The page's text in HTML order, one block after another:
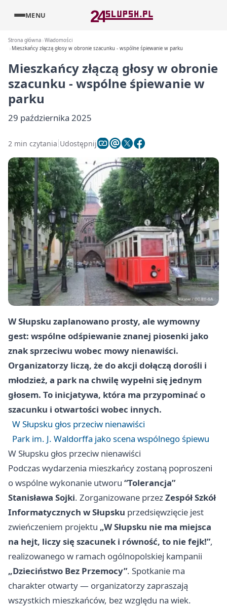
MENU
Strona główna Wiadomości
Mieszkańcy złączą głosy w obronie szacunku - wspólne śpiewanie w parku
Mieszkańcy złączą głosy w obronie
szacunku - wspólne śpiewanie w
parku
29 października 2025
2 min czytania Udostępnij
W Słupsku zaplanowano prosty, ale wymowny
gest: wspólne odśpiewanie znanej piosenki jako
znak sprzeciwu wobec mowy nienawiści.
Organizatorzy liczą, że do akcji dołączą dorośli i
młodzież, a park na chwilę wypełni się jednym
głosem. To inicjatywa, która ma przypominać o
szacunku i otwartości wobec innych.
W Słupsku głos przeciw nienawiści
Park im. J. Waldorffa jako scena wspólnego śpiewu
W Słupsku głos przeciw nienawiści
Podczas wydarzenia mieszkańcy zostaną poproszeni
o wspólne wykonanie utworu “Tolerancja”
Stanisława Sojki. Zorganizowane przezZespół Szkół
Informatycznych w Słupsku przedsięwzięcie jest
zwieńczeniem projektu „W Słupsku nie ma miejsca
na hejt, liczy się szacunek i równość, to nie fejk!”,
realizowanego w ramach ogólnopolskiej kampanii
„Dzieciństwo Bez Przemocy”. Spotkanie ma
charakter otwarty — organizatorzy zapraszają
wszystkich mieszkańców, bez względu na wiek.